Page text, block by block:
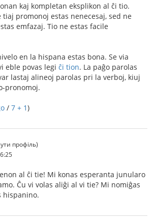
kaj kompletan eksplikon al ĉi tio.
tiaj promonoj estas nenecesaj, sed ne
emfazaj. Tio ne estas facile
en la hispana estas bona. Se via
eble povas legi ĉi tion. La paĝo parolas
lastaj alineoj parolas pri la verboj, kiuj
pronomoj.
/ 7 + 1)
профіль)
al ĉi tie! Mi konas esperanta junularo
Ĉu vi volas aliĝi al vi tie? Mi nomiĝas
hispanino.